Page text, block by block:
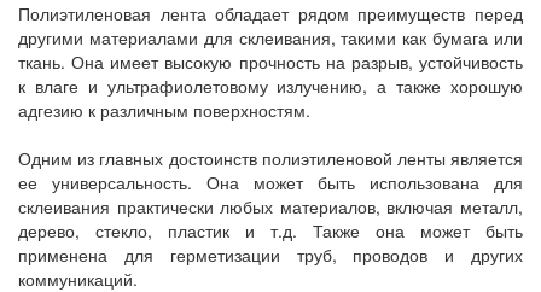
Полиэтиленовая лента обладает рядом преимуществ перед
другими материалами для склеивания, такими как бумага или
ткань. Она имеет высокую прочность на разрыв, устойчивость
к влаге и ультрафиолетовому излучению, а также хорошую
адгезию к различным поверхностям.
Одним из главных достоинств полиэтиленовой ленты является
ее универсальность. Она может быть использована для
склеивания практически любых материалов, включая металл,
дерево, стекло, пластик и т.д. Также она может быть
применена для герметизации труб, проводов и других
коммуникаций.